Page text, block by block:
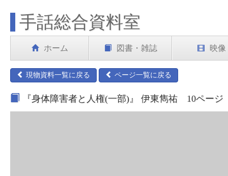
手話総合資料室
ホーム 図書・雑誌 映像
現物資料一覧に戻る ページ一覧に戻る
『身体障害者と人権(一部)』 伊東雋祐 10ページ